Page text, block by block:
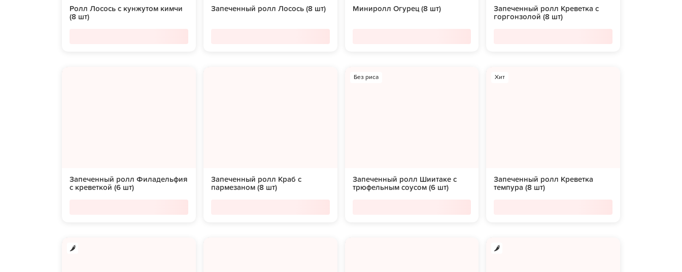
Ролл Лосось с кунжутом кимчи
(8 шт)
Запеченный ролл Лосось (8 шт) Миниролл Огурец (8 шт)
Запеченный ролл Креветка с
горгонзолой (8 шт)
Запеченный ролл Филадельфия
с креветкой (6 шт)
Запеченный ролл Краб с
пармезаном (8 шт)
Без риса
Запеченный ролл Шиитаке с
трюфельным соусом (6 шт)
Хит
Запеченный ролл Креветка
темпура (8 шт)